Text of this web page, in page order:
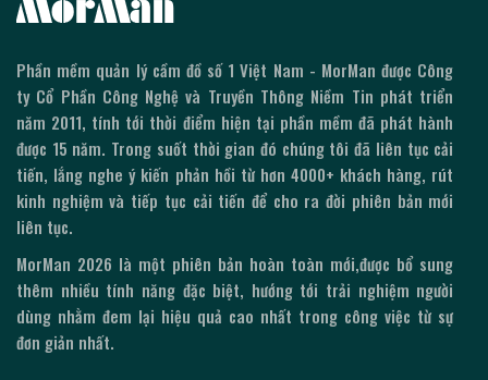
Phần mềm quản lý cầm đồ số 1 Việt Nam - MorMan được Công
ty Cổ Phần Công Nghệ và Truyền Thông Niềm Tin phát triển
năm 2011, tính tới thời điểm hiện tại phần mềm đã phát hành
được 15 năm. Trong suốt thời gian đó chúng tôi đã liên tục cải
tiến, lắng nghe ý kiến phản hồi từ hơn 4000+ khách hàng, rút
kinh nghiệm và tiếp tục cải tiến để cho ra đời phiên bản mới
liên tục.
MorMan 2026 là một phiên bản hoàn toàn mới,được bổ sung
thêm nhiều tính năng đặc biệt, hướng tới trải nghiệm người
dùng nhằm đem lại hiệu quả cao nhất trong công việc từ sự
đơn giản nhất.